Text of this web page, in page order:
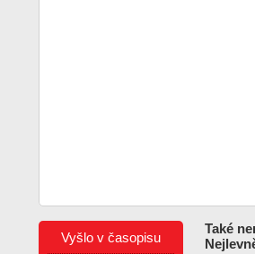
Také
Vyšlo v časopisu